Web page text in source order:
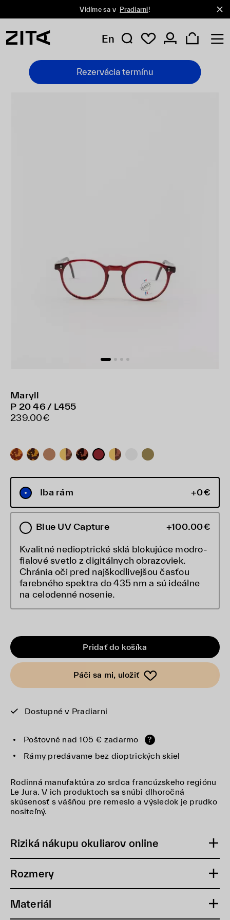
Vidíme sa v Pradiarni!
En
Rezervácia termínu
Maryll
P 20 46 / L455
239.00€
Iba rám +0€
Blue UV Capture +100.00€
Kvalitné nedioptrické sklá blokujúce modro-
fialové svetlo z digitálnych obrazoviek.
Chránia oči pred najškodlivejšou časťou
farebného spektra do 435 nm a sú ideálne
na celodenné nosenie.
Pridať do košíka
Páči sa mi, uložiť
Dostupné v Pradiarni
Poštovné nad 105 € zadarmo
?
Rámy predávame bez dioptrických skiel
Rodinná manufaktúra zo srdca francúzskeho regiónu
Le Jura. V ich produktoch sa snúbi dlhoročná
skúsenosť s vášňou pre remeslo a výsledok je prudko
nositeľný.
Riziká nákupu okuliarov online
Rozmery
Materiál